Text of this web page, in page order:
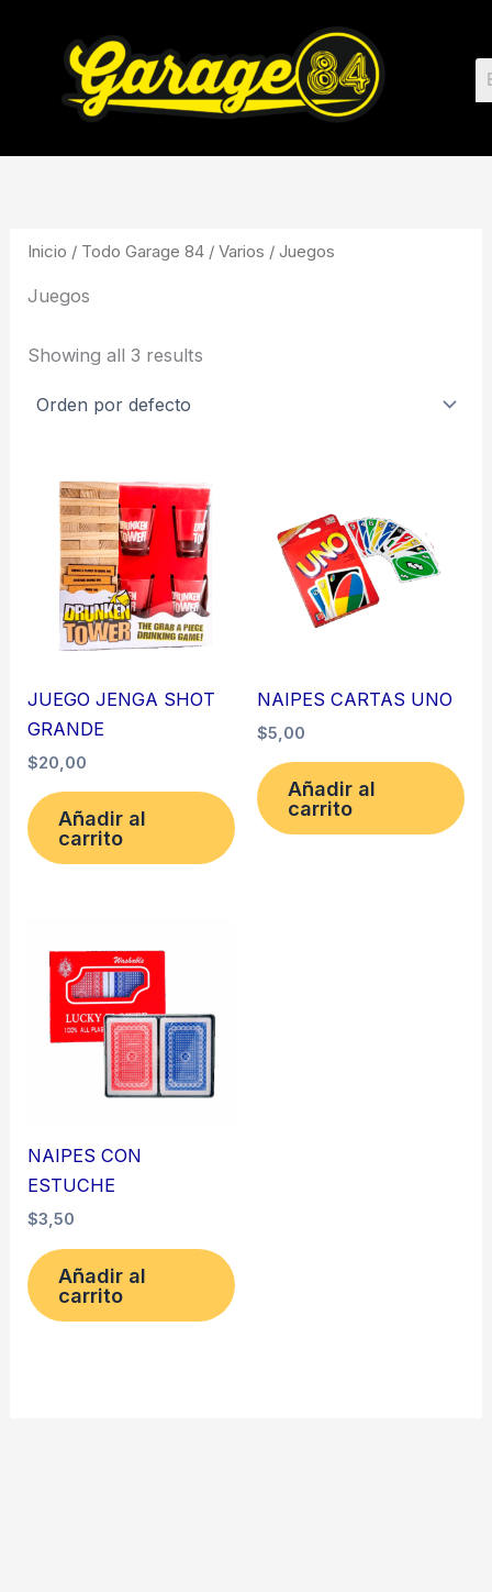
contenido
Inicio / Todo Garage 84 /Varios / Juegos
Juegos
Showing all 3 results
JUEGO JENGA SHOT
GRANDE
$20,00
Añadir al
carrito
NAIPES CARTAS UNO
$5,00
Añadir al
carrito
NAIPES CON
ESTUCHE
$3,50
Añadir al
carrito